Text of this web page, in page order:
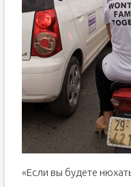
«Если вы будете